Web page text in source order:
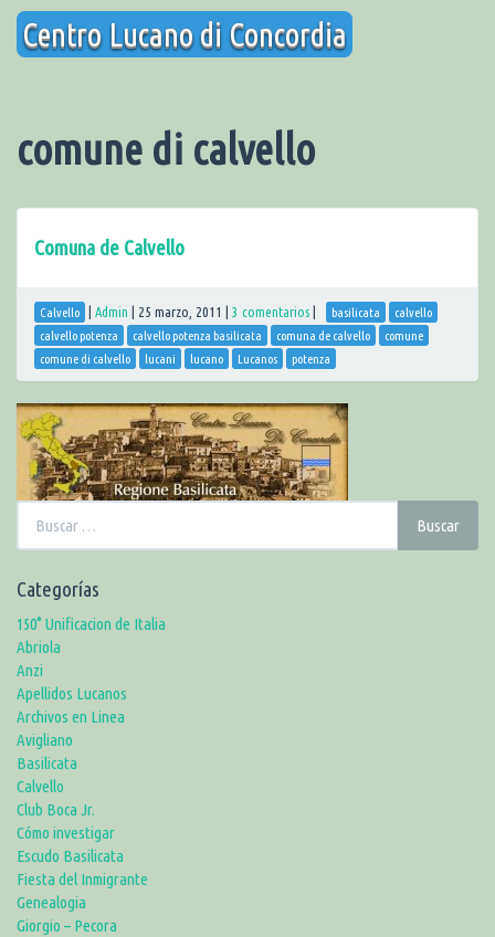
Saltar
contenido
Centro Lucano di Concordia
comune di calvello
Comuna de Calvello
Calvello | Admin | 25 marzo, 2011 | 3 comentarios | basilicata
calvello
calvello potenza
calvello potenza basilicata comuna de calvello
comune
comune di calvello
lucani lucano Lucanos potenza
Buscar:
Buscar
Categorías
150° Unificacion de Italia
Abriola
Anzi
Apellidos Lucanos
Archivos en Linea
Avigliano
Basilicata
Calvello
Club Boca Jr.
Cómo investigar
Escudo Basilicata
Fiesta del Inmigrante
Genealogia
Giorgio – Pecora